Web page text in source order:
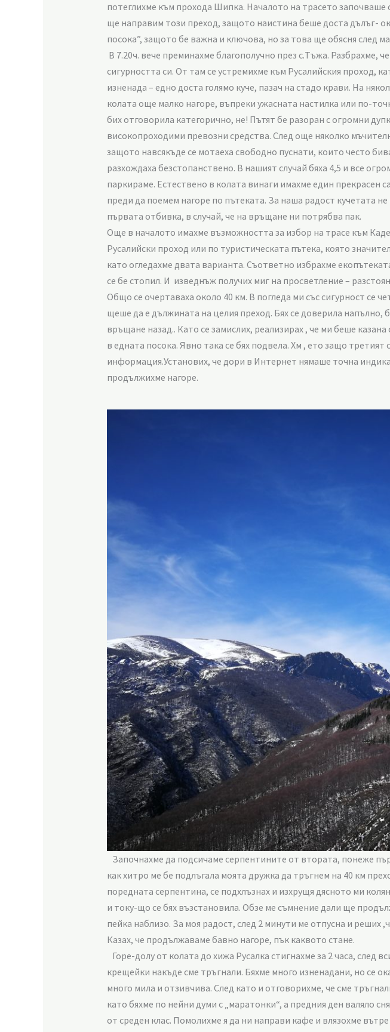
потеглихме към прохода Шипка. Началото на трасето започваше
ще направим този преход, защото наистина беше доста дълъг-
посока”, защото бе важна и ключова, но за това ще обясня след
В 7.20ч. вече преминахме благополучно през с.Тъжа. Разбрахме,
сигурността си. От там се устремихме към Русалийския проход,
изненада – едно доста голямо куче, пазач на стадо крави. На
колата още малко нагоре, въпреки ужасната настилка или по-
бих отговорила категорично, не! Пътят бе разоран с огромни
високопроходими превозни средства. След още няколко
защото навсякъде се мотаеха свободно пуснати, които често
разхождаха безстопанствено. В нашият случай бяха 4,5 и все
паркираме. Естествено в колата винаги имахме един прекрасен
преди да поемем нагоре по пътеката. За наша радост кучетата
първата отбивка, в случай, че на връщане ни потрябва пак.
Още в началото имахме възможността за избор на трасе към
Русалийски проход или по туристическата пътека, която
като огледахме двата варианта. Съответно избрахме
се бе стопил. И изведнъж получих миг на просветление –
Общо се очертаваха около 40 км. В погледа ми със сигурност се
щеше да е дължината на целия преход. Бях се доверила напълно,
връщане назад.. Като се замислих, реализирах , че ми беше
в едната посока. Явно така се бях подвела. Хм , ето защо третият
информация.Установих, че дори в Интернет нямаше точна
продължихме нагоре.
Започнахме да подсичаме серпентините от втората, понеже
как хитро ме бе подлъгала моята дружка да тръгнем на 40 км
поредната серпентина, се подхлъзнах и изхрущя дясното ми
и току-що се бях възстановила. Обзе ме съмнение дали ще
пейка наблизо. За моя радост, след 2 минути ме отпусна и реших
Казах, че продължаваме бавно нагоре, пък каквото стане.
Горе-долу от колата до хижа Русалка стигнахме за 2 часа,
крещейки накъде сме тръгнали. Бяхме много изненадани, но се
много мила и отзивчива. След като и отговорихме, че сме
като бяхме по нейни думи с „маратонки“, а предния ден валяло
от среден клас. Помолихме я да ни направи кафе и влязохме